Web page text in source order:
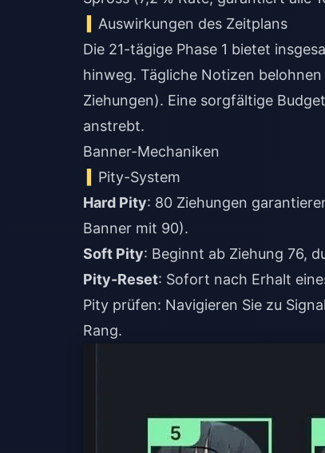
Auswirkungen des Zeitplans
Die 21-tägige Phase 1 bietet
hinweg. Tägliche Notizen
Ziehungen). Eine sorgfältige
anstrebt.
Banner-Mechaniken
Pity-System
Hard Pity: 80 Ziehungen
Soft Pity
Pity-Reset: Sofort nach Erhalt
Pity prüfen: Navigieren Sie zu
Rang.